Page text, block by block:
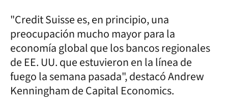
"Credit Suisse es, en principio, una
preocupación mucho mayor para la
economía global que los bancos regionales
de EE. UU. que estuvieron en la línea de
fuego la semana pasada", destacó Andrew
Kenningham de Capital Economics.